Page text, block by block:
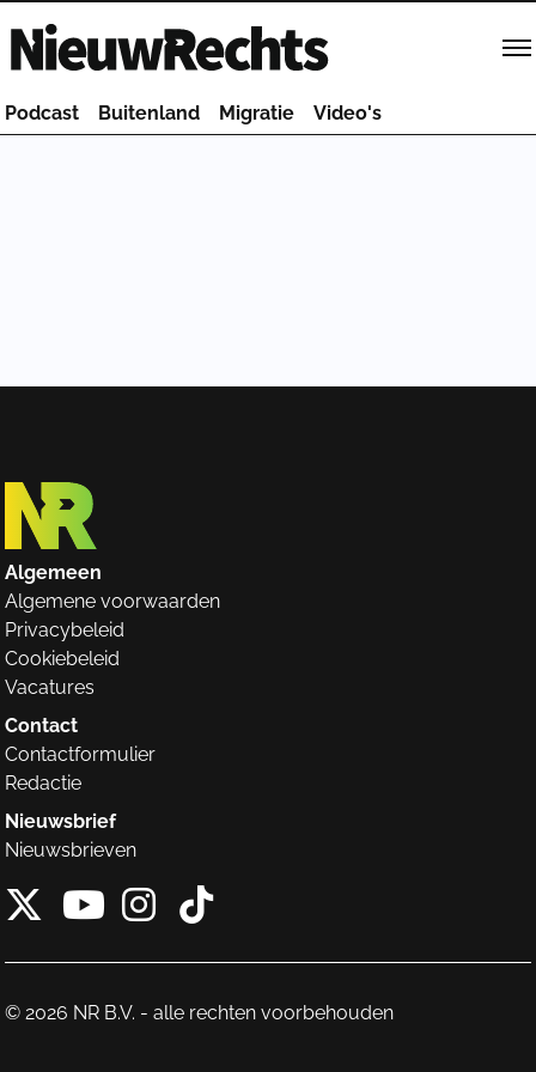
Homepage van NieuwRechts
Podcast Buitenland Migratie Video's
Algemeen
Algemene voorwaarden
Privacybeleid
Cookiebeleid
Vacatures
Contact
Contactformulier
Redactie
Nieuwsbrief
Nieuwsbrieven
X van NieuwRechts
Instagram van
Tiktok van
© 2026 NR B.V. - alle rechten voorbehouden